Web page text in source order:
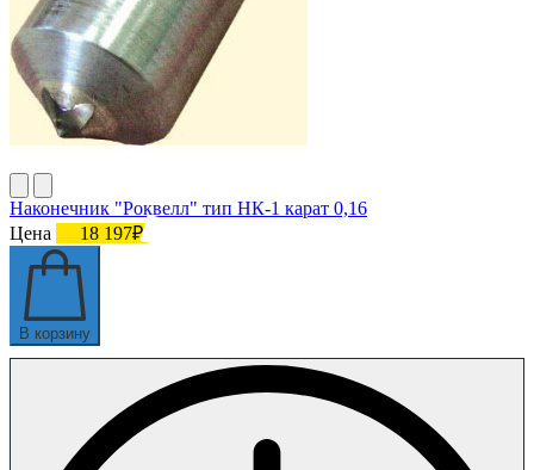
Наконечник "Роквелл" тип НК-1 карат 0,16
Цена
18 197₽
В корзину